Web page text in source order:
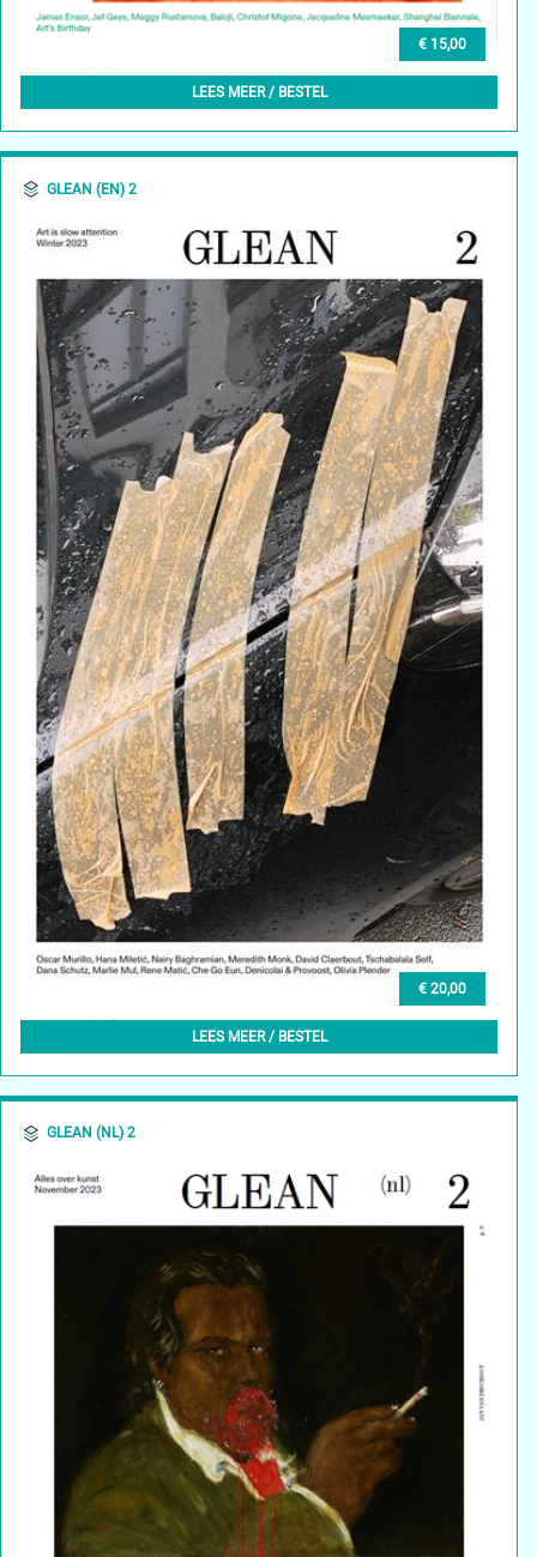
€ 15,00
GLEAN (NL) 3, FEBRUARI 2024
LEES MEER / BESTEL
GLEAN (EN) 2
€ 20,00
GLEAN (EN) 2, WINTER 2023
LEES MEER / BESTEL
GLEAN (NL) 2